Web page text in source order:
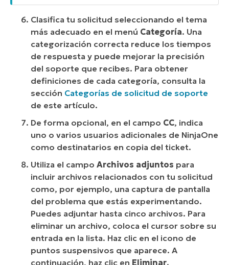
Clasifica tu solicitud seleccionando el tema
más adecuado en el menú Categoría. Una
categorización correcta reduce los tiempos
de respuesta y puede mejorar la precisión
del soporte que recibes. Para obtener
definiciones de cada categoría, consulta la
sección Categorías de solicitud de soporte
de este artículo.
De forma opcional, en el campo CC, indica
uno o varios usuarios adicionales de NinjaOne
como destinatarios en copia del ticket.
Utiliza el campo Archivos adjuntos para
incluir archivos relacionados con tu solicitud
como, por ejemplo, una captura de pantalla
del problema que estás experimentando.
Puedes adjuntar hasta cinco archivos. Para
eliminar un archivo, coloca el cursor sobre su
entrada en la lista. Haz clic en el icono de
puntos suspensivos que aparece. A
continuación, haz clic en Eliminar.